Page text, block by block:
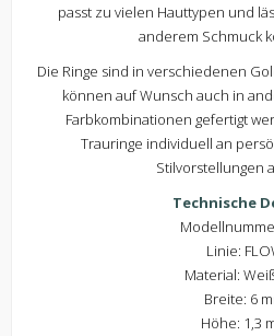
passt zu vielen Hauttypen und
anderem Schmuck
Die Ringe sind in verschiedenen
können auf Wunsch auch in
Farbkombinationen gefertigt
Trauringe individuell an
Stilvorstellungen
Technische
Linie:
Material:
Breite: 6
Höhe: 1,3